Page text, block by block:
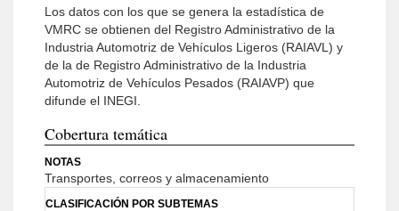
Los datos con los que se genera la estadística de
VMRC se obtienen del Registro Administrativo de la
Industria Automotriz de Vehículos Ligeros (RAIAVL) y
de la de Registro Administrativo de la Industria
Automotriz de Vehículos Pesados (RAIAVP) que
difunde el INEGI.
Cobertura temática
NOTAS
Transportes, correos y almacenamiento
CLASIFICACIÓN POR SUBTEMAS